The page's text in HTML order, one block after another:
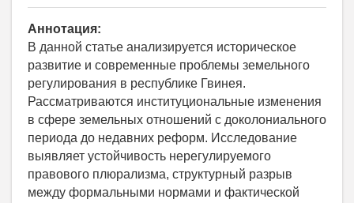
Аннотация:
В данной статье анализируется историческое
развитие и современные проблемы земельного
регулирования в республике Гвинея.
Рассматриваются институциональные изменения
в сфере земельных отношений с доколониального
периода до недавних реформ. Исследование
выявляет устойчивость нерегулируемого
правового плюрализма, структурный разрыв
между формальными нормами и фактической